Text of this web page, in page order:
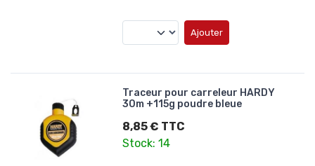
Ajouter
Traceur pour carreleur HARDY
30m +115g poudre bleue
8,85 € TTC
Stock: 14